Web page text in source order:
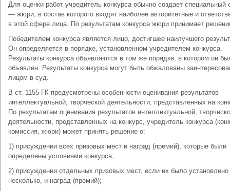
Для оценки работ учредитель конкурса обычно создает специальный
— жюри, в состав которого входят наиболее авторитетные и
в этой сфере лица. По результатам конкурса жюри принимает
Победителем конкурса является лицо, достигшее наилучшего
Он определяется в порядке, установленном учредителем конкурса.
Результаты конкурса объявляются в том же порядке, в котором он
объявлен. Результаты конкурса могут быть обжалованы
лицом в суд.
В ст. 1155 ГК предусмотрены особенности оценивания результатов
интеллектуальной, творческой деятельности, представленных на
По результатам оценивания результатов интеллектуальной,
деятельности, представленных на конкурс, учредитель конкурса
комиссия, жюри) может принять решение о:
1) присуждении всех призовых мест и наград (премий), которые были
определены условиями конкурса;
2) присуждении отдельных призовых мест, если их было установлено
несколько, и наград (премий);